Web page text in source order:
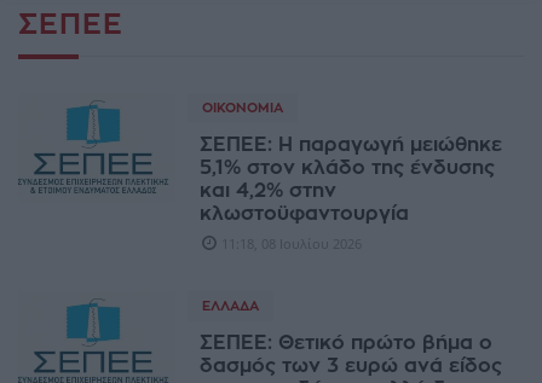
ΣΕΠΕΕ
ΟΙΚΟΝΟΜΊΑ
ΣΕΠΕΕ: Η παραγωγή μειώθηκε
5,1% στον κλάδο της ένδυσης
και 4,2% στην
κλωστοϋφαντουργία
11:18, 08 Ιουλίου 2026
ΕΛΛΆΔΑ
ΣΕΠΕΕ: Θετικό πρώτο βήμα ο
δασμός των 3 ευρώ ανά είδος